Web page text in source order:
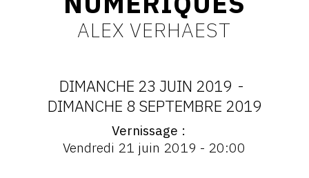
ALEX VERHAEST
DATES
:
DIMANCHE 23 JUIN 2019 -
DIMANCHE 8 SEPTEMBRE 2019
Vernissage
Vendredi 21 juin 2019 - 20:00